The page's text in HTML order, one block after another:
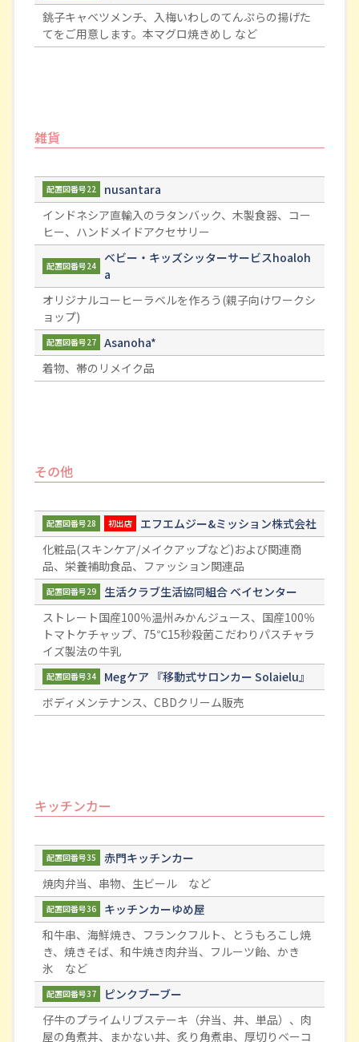
銚子キャベツメンチ、入梅いわしのてんぷらの揚げた
てをご用意します。本マグロ焼きめし など
雑貨
配置図番号22
nusantara
インドネシア直輸入のラタンバック、木製食器、コー
ヒー、ハンドメイドアクセサリー
配置図番号24
ベビー・キッズシッターサービスhoaloh
a
オリジナルコーヒーラベルを作ろう(親子向けワークシ
ョップ)
配置図番号27
Asanoha*
着物、帯のリメイク品
その他
配置図番号28 初出店
エフエムジー&ミッション株式会社
化粧品(スキンケア/メイクアップなど)および関連商
品、栄養補助食品、ファッション関連品
配置図番号29
生活クラブ生活協同組合 ベイセンター
ストレート国産100％温州みかんジュース、国産100％
トマトケチャップ、75℃15秒殺菌こだわりパスチャラ
イズ製法の牛乳
配置図番号34
Megケア 『移動式サロンカー Solaielu』
ボディメンテナンス、CBDクリーム販売
キッチンカー
配置図番号35
赤門キッチンカー
焼肉弁当、串物、生ビール など
配置図番号36
キッチンカーゆめ屋
和牛串、海鮮焼き、フランクフルト、とうもろこし焼
き、焼きそば、和牛焼き肉弁当、フルーツ飴、かき
氷 など
配置図番号37
ピンクブーブー
仔牛のプライムリブステーキ（弁当、丼、単品）、肉
屋の角煮丼、まかない丼、炙り角煮串、厚切りベーコ